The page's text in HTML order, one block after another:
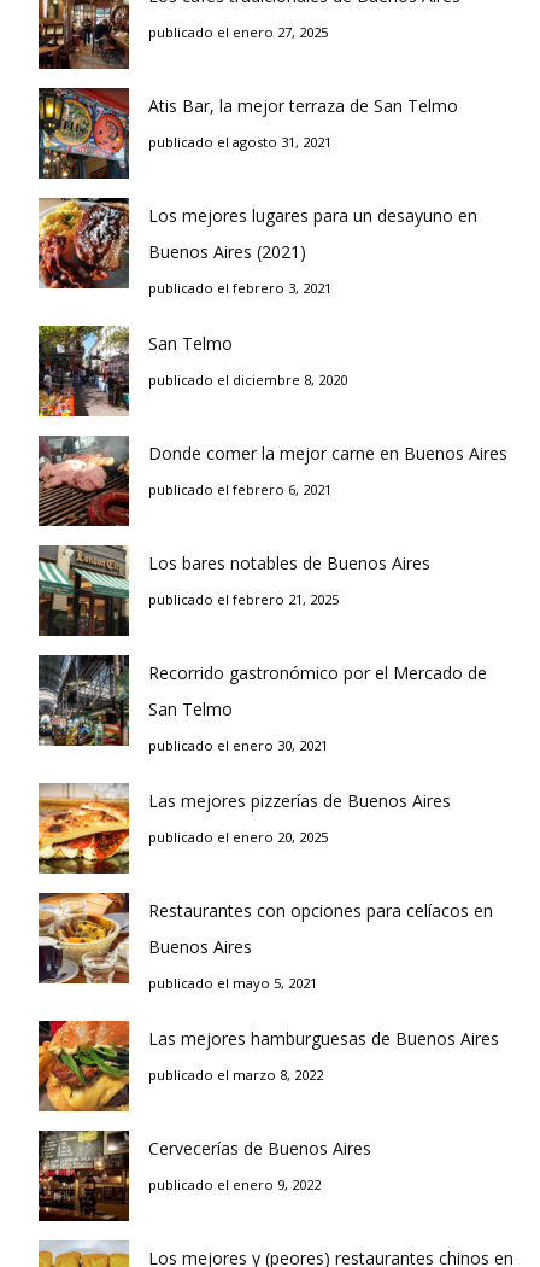
publicado el enero 27, 2025
Atis Bar, la mejor terraza de San Telmo
publicado el agosto 31, 2021
Los mejores lugares para un desayuno en
Buenos Aires (2021)
publicado el febrero 3, 2021
San Telmo
publicado el diciembre 8, 2020
Donde comer la mejor carne en Buenos Aires
publicado el febrero 6, 2021
Los bares notables de Buenos Aires
publicado el febrero 21, 2025
Recorrido gastronómico por el Mercado de
San Telmo
publicado el enero 30, 2021
Las mejores pizzerías de Buenos Aires
publicado el enero 20, 2025
Restaurantes con opciones para celíacos en
Buenos Aires
publicado el mayo 5, 2021
Las mejores hamburguesas de Buenos Aires
publicado el marzo 8, 2022
Cervecerías de Buenos Aires
publicado el enero 9, 2022
Los mejores y (peores) restaurantes chinos en